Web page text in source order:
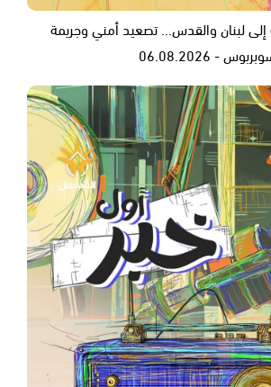
لبنان والقدس... تصعيد أمني وجريمة
- 06.08.2026